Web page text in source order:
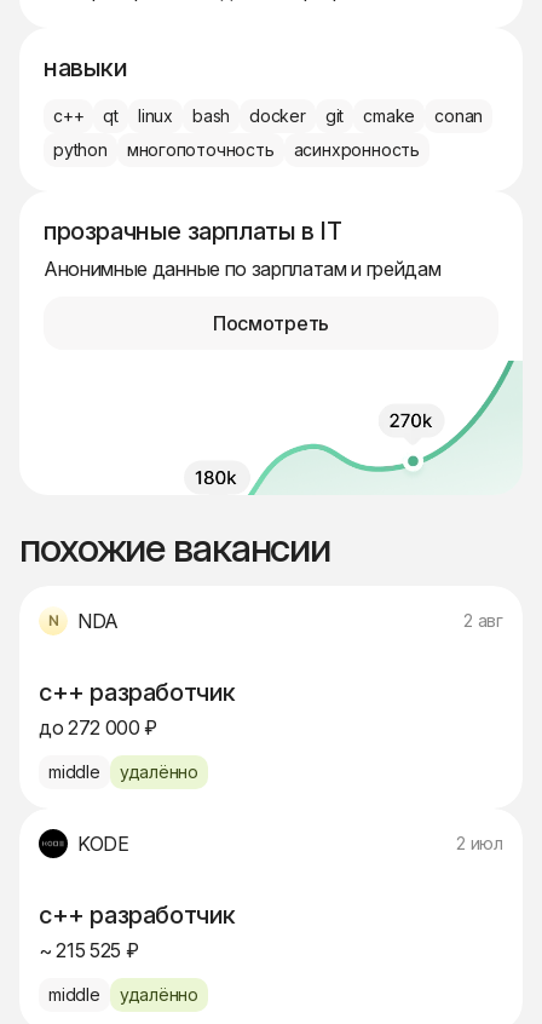
навыки
c++ qt linux bash docker git cmake
conan
python
многопоточность асинхронность
прозрачные зарплаты в IT
Анонимные данные по зарплатам и грейдам
Посмотреть
похожие вакансии
NDA 2 авг
c++ разработчик
до 272 000 ₽
middle удалённо
KODE 2 июл
c++ разработчик
~ 215 525 ₽
middle удалённо